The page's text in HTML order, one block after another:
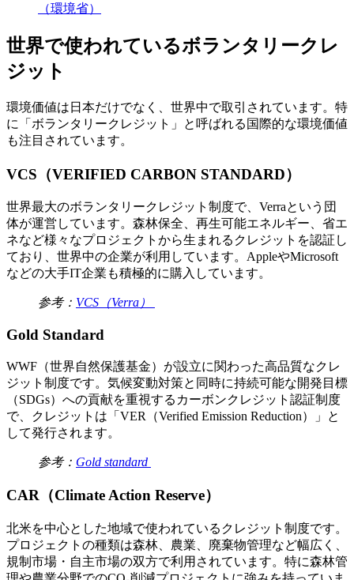
（環境省）
世界で使われているボランタリークレ
ジット
環境価値は日本だけでなく、世界中で取引されています。特
に「ボランタリークレジット」と呼ばれる国際的な環境価値
も注目されています。
VCS（VERIFIED CARBON STANDARD）
世界最大のボランタリークレジット制度で、Verraという団
体が運営しています。森林保全、再生可能エネルギー、省エ
ネなど様々なプロジェクトから生まれるクレジットを認証し
ており、世界中の企業が利用しています。AppleやMicrosoft
などの大手IT企業も積極的に購入しています。
参考： VCS（Verra）
Gold Standard
WWF（世界自然保護基金）が設立に関わった高品質なクレ
ジット制度です。気候変動対策と同時に持続可能な開発目標
（SDGs）への貢献を重視するカーボンクレジット認証制度
で、クレジットは「VER（Verified Emission Reduction）」と
して発行されます。
参考： Gold standard
CAR（Climate Action Reserve）
北米を中心とした地域で使われているクレジット制度です。
プロジェクトの種類は森林、農業、廃棄物管理など幅広く、
規制市場・自主市場の双方で利用されています。特に森林管